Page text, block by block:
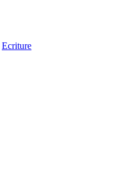
Ecriture